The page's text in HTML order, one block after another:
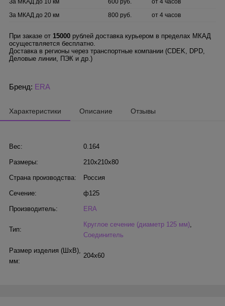
За МКАД до 10 км
600 руб.
от 4 часов
За МКАД до 20 км
800 руб. от 4 часов
При заказе от 15000 рублей доставка курьером в пределах МКАД
осуществляется бесплатно.
Доставка в регионы через транспортные компании (CDEK, DPD,
Деловые линии, ПЭК и др.)
Бренд: ERA
Характеристики Описание Отзывы
Вес: 0.164
Размеры: 210x210x80
Страна производства: Россия
Сечение: ф125
Производитель: ERA
Тип:
Круглое сечение (диаметр 125 мм),
Соединитель
Размер изделия (ШхВ),
мм:
204х60